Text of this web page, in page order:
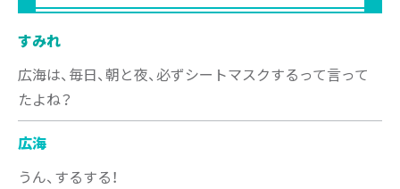
すみれ
広海は、毎日、朝と夜、必ずシートマスクするって言って
たよね？
広海
うん、するする！